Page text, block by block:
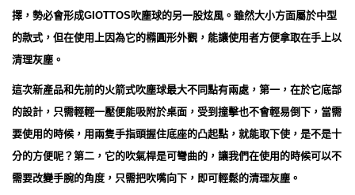
擇，勢必會形成GIOTTOS吹塵球的另一股炫風。雖然大小方面屬於中型
的款式，但在使用上因為它的橢圓形外觀，能讓使用者方便拿取在手上以
清理灰塵。
這次新產品和先前的火箭式吹塵球最大不同點有兩處，第一，在於它底部
的設計，只需輕輕一壓便能吸附於桌面，受到撞擊也不會輕易倒下，當需
要使用的時候，用兩隻手指頭握住底座的凸起點，就能取下使，是不是十
分的方便呢？第二，它的吹氣桿是可彎曲的，讓我們在使用的時候可以不
需要改變手腕的角度，只需把吹嘴向下，即可輕鬆的清理灰塵。